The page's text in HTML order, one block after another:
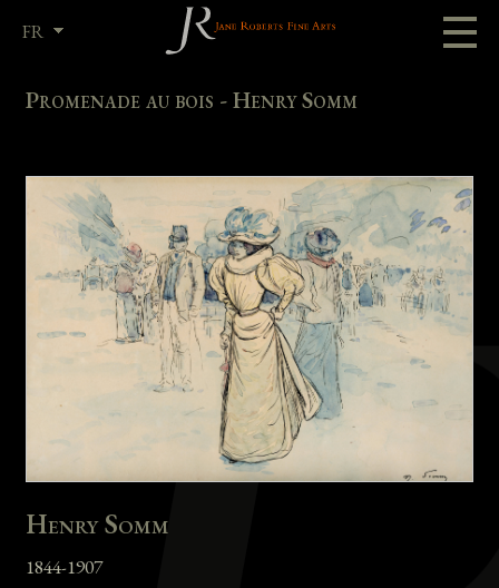
FR
Promenade au bois - Henry Somm
Henry Somm
1844-1907